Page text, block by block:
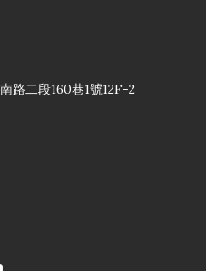
路二段160巷1號12F-2